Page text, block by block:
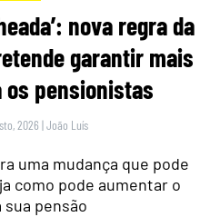
nova regra da
garantir mais
pensionistas
2026 |João Luís
uma mudança que pode
como pode aumentar o
sua pensão